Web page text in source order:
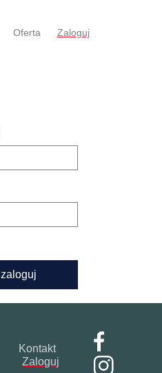
Oferta Zaloguj
zaloguj
Kontakt
Zaloguj